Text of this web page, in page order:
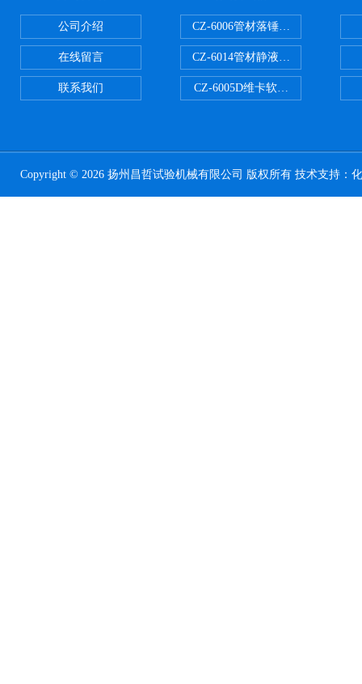
公司介绍
在线留言
联系我们
CZ-6006管材落锤冲击试验机
CZ-6014管材静液压爆破试验机
CZ-6005D维卡软化点温度测定仪
Copyright © 2026 扬州昌哲试验机械有限公司 版权所有 技术支持：